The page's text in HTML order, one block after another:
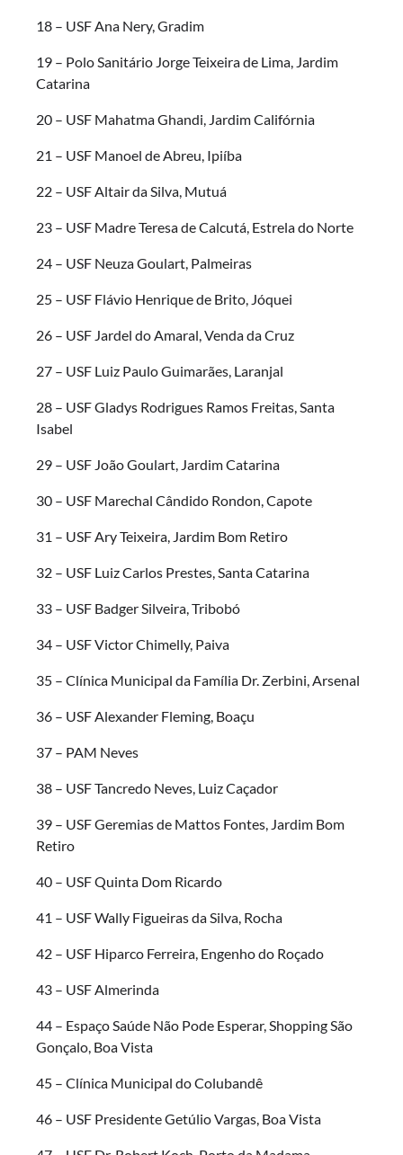
18 – USF Ana Nery, Gradim
19 – Polo Sanitário Jorge Teixeira de Lima, Jardim
Catarina
20 – USF Mahatma Ghandi, Jardim Califórnia
21 – USF Manoel de Abreu, Ipiíba
22 – USF Altair da Silva, Mutuá
23 – USF Madre Teresa de Calcutá, Estrela do Norte
24 – USF Neuza Goulart, Palmeiras
25 – USF Flávio Henrique de Brito, Jóquei
26 – USF Jardel do Amaral, Venda da Cruz
27 – USF Luiz Paulo Guimarães, Laranjal
28 – USF Gladys Rodrigues Ramos Freitas, Santa
Isabel
29 – USF João Goulart, Jardim Catarina
30 – USF Marechal Cândido Rondon, Capote
31 – USF Ary Teixeira, Jardim Bom Retiro
32 – USF Luiz Carlos Prestes, Santa Catarina
33 – USF Badger Silveira, Tribobó
34 – USF Victor Chimelly, Paiva
35 – Clínica Municipal da Família Dr. Zerbini, Arsenal
36 – USF Alexander Fleming, Boaçu
37 – PAM Neves
38 – USF Tancredo Neves, Luiz Caçador
39 – USF Geremias de Mattos Fontes, Jardim Bom
Retiro
40 – USF Quinta Dom Ricardo
41 – USF Wally Figueiras da Silva, Rocha
42 – USF Hiparco Ferreira, Engenho do Roçado
43 – USF Almerinda
44 – Espaço Saúde Não Pode Esperar, Shopping São
Gonçalo, Boa Vista
45 – Clínica Municipal do Colubandê
46 – USF Presidente Getúlio Vargas, Boa Vista